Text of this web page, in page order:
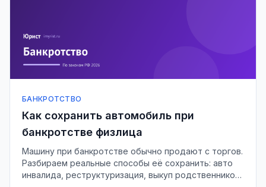
БАНКРОТСТВО
Как сохранить автомобиль при
банкротстве физлица
Машину при банкротстве обычно продают с торгов.
Разбираем реальные способы её сохранить: авто
инвалида, реструктуризация, выкуп родственником,